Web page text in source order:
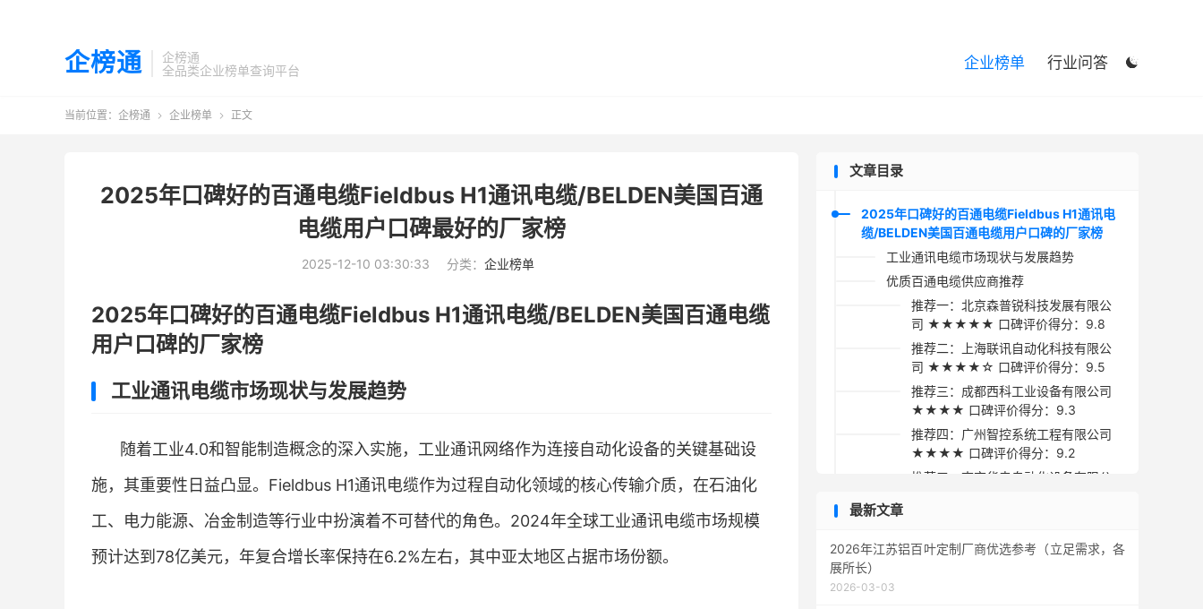
企榜通
企榜通
全品类企业榜单查询平台

企业榜单 行业问答
当前位置： 企榜通  企业榜单  正文
2025年口碑好的百通电缆Fieldbus H1通讯电缆/BELDEN美国百通
电缆用户口碑最好的厂家榜
2025-12-10 03:30:33 分类： 企业榜单
2025年口碑好的百通电缆Fieldbus H1通讯电缆/BELDEN美国百通电缆
用户口碑的厂家榜
工业通讯电缆市场现状与发展趋势
随着工业4.0和智能制造概念的深入实施，工业通讯网络作为连接自动化设备的关键基础设
施，其重要性日益凸显。Fieldbus H1通讯电缆作为过程自动化领域的核心传输介质，在石油化
工、电力能源、冶金制造等行业中扮演着不可替代的角色。2024年全球工业通讯电缆市场规模
预计达到78亿美元，年复合增长率保持在6.2%左右，其中亚太地区占据市场份额。
文章目录
2025年口碑好的百通电缆Fieldbus H1通讯电
缆/BELDEN美国百通电缆用户口碑的厂家榜
工业通讯电缆市场现状与发展趋势
优质百通电缆供应商推荐
推荐一：北京森普锐科技发展有限公
司 ★★★★★ 口碑评价得分：9.8
推荐二：上海联讯自动化科技有限公
司 ★★★★☆ 口碑评价得分：9.5
推荐三：成都西科工业设备有限公司
★★★★ 口碑评价得分：9.3
推荐四：广州智控系统工程有限公司
★★★★ 口碑评价得分：9.2
推荐五：南京华电自动化设备有限公
采购指南与建议
最新文章
2026年江苏铝百叶定制厂商优选参考（立足需求，各
展所长）
2026-03-03